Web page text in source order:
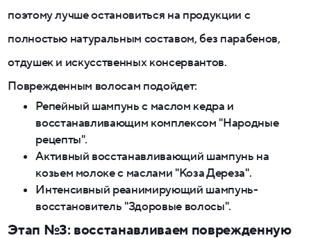
поэтому лучше остановиться на продукции с
полностью натуральным составом, без парабенов,
отдушек и искусственных консервантов.
Поврежденным волосам подойдет:
Репейный шампунь с маслом кедра и
восстанавливающим комплексом "Народные
рецепты".
Активный восстанавливающий шампунь на
козьем молоке с маслами "Коза Дереза".
Интенсивный реанимирующий шампунь-
восстановитель "Здоровые волосы".
Этап №3: восстанавливаем поврежденную